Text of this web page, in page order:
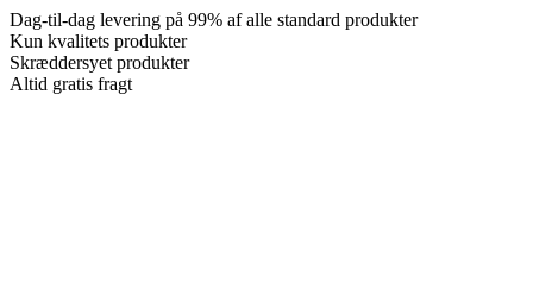
Dag-til-dag levering på 99% af alle standard produkter
Kun kvalitets produkter
Skræddersyet produkter
Altid gratis fragt